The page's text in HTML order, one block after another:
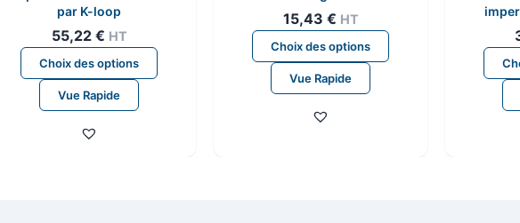
par K-loop
55,22 € HT
Choix des options
Ce
produit
Vue Rapide
15,43 € HT
Choix des options
Ce
produit
Vue Rapide